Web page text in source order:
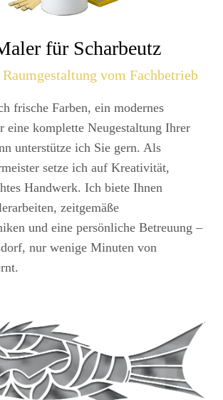
für Scharbeutz
vom Fachbetrieb
frische Farben, ein modernes
eine komplette Neugestaltung Ihrer
unterstütze ich Sie gern. Als
setze ich auf Kreativität,
Handwerk. Ich biete Ihnen
zeitgemäße
und eine persönliche Betreuung –
nur wenige Minuten von